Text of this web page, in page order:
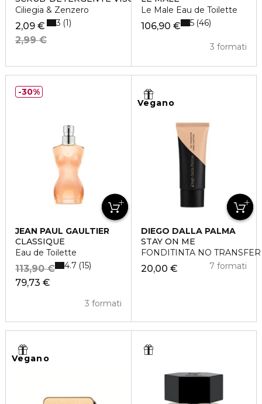
Ciliegia & Zenzero
2,09 €
2,99 €
3 1
Le Male Eau de Toilette
106,90 €
3 formati
5 46
JEAN PAUL GAULTIER
CLASSIQUE
Eau de Toilette
79,73 €
113,90 €
3 formati
4.7 15
30%
Vegano
DIEGO DALLA PALMA
STAY ON ME
FONDITINTA NO
20,00 € 7 formati
Vegano